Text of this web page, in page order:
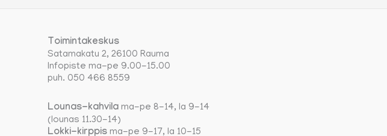
Toimintakeskus
Satamakatu 2, 26100 Rauma
Infopiste ma-pe 9.00-15.00
puh. 050 466 8559
Lounas-kahvilama-pe 8-14, la 9-14
(lounas 11.30-14)
Lokki-kirppisma-pe 9-17, la 10-15